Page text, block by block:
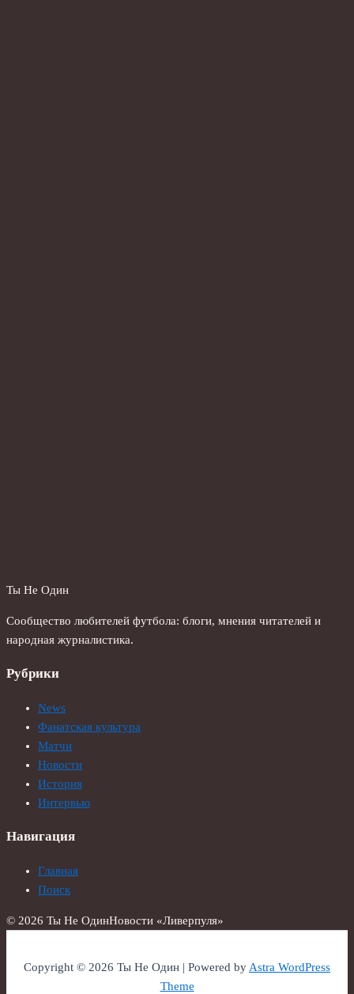
Ты Не Один
Сообщество любителей футбола: блоги, мнения читателей и
народная журналистика.
Рубрики
News
Фанатская культура
Матчи
Новости
История
Интервью
Навигация
Главная
Поиск
© 2026 Ты Не ОдинНовости «Ливерпуля»
Copyright © 2026 Ты Не Один | Powered byAstra WordPress
Theme